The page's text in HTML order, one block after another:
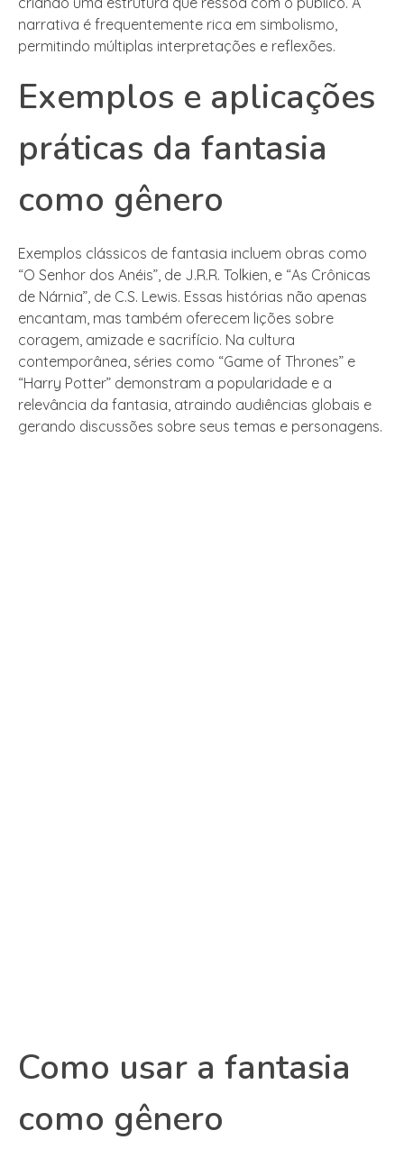
narrativa é frequentemente rica em simbolismo,
permitindo múltiplas interpretações e reflexões.
Exemplos e aplicações
práticas da fantasia
como gênero
Exemplos clássicos de fantasia incluem obras como
“O Senhor dos Anéis”, de J.R.R. Tolkien, e “As Crônicas
de Nárnia”, de C.S. Lewis. Essas histórias não apenas
encantam, mas também oferecem lições sobre
coragem, amizade e sacrifício. Na cultura
contemporânea, séries como “Game of Thrones” e
“Harry Potter” demonstram a popularidade e a
relevância da fantasia, atraindo audiências globais e
gerando discussões sobre seus temas e personagens.
Como usar a fantasia
como gênero